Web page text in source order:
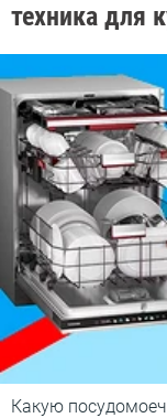
техника для
Какую